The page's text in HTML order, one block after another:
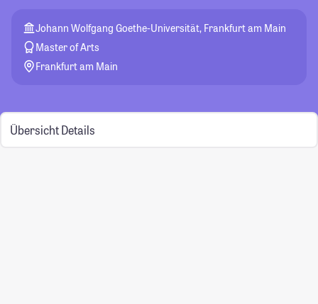
Johann Wolfgang Goethe-Universität, Frankfurt am Main
Master of Arts
Frankfurt am Main
Übersicht Details